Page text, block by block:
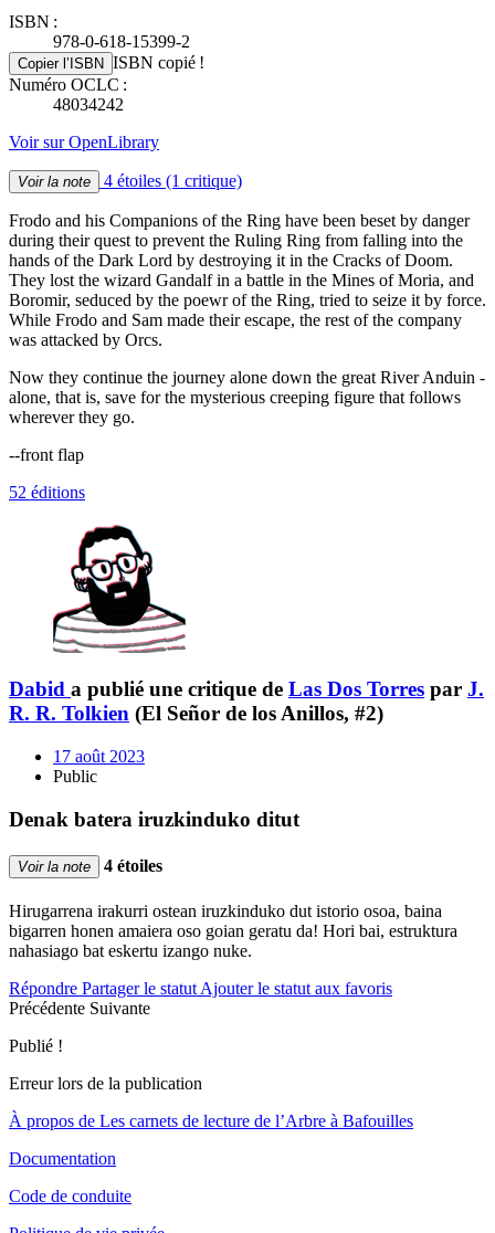
ISBN :
978-0-618-15399-2
Copier l’ISBN ISBN copié !
Numéro OCLC :
48034242
Voir sur OpenLibrary
Voir la note 4 étoiles (1 critique)
Frodo and his Companions of the Ring have been beset by danger
during their quest to prevent the Ruling Ring from falling into the
hands of the Dark Lord by destroying it in the Cracks of Doom.
They lost the wizard Gandalf in a battle in the Mines of Moria, and
Boromir, seduced by the poewr of the Ring, tried to seize it by force.
While Frodo and Sam made their escape, the rest of the company
was attacked by Orcs.
Now they continue the journey alone down the great River Anduin -
alone, that is, save for the mysterious creeping figure that follows
wherever they go.
--front flap
52 éditions
Dabid a publié une critique de Las Dos Torres par J.
R. R. Tolkien (El Señor de los Anillos, #2)
17 août 2023
Public
Denak batera iruzkinduko ditut
Voir la note 4 étoiles
Hirugarrena irakurri ostean iruzkinduko dut istorio osoa, baina
bigarren honen amaiera oso goian geratu da! Hori bai, estruktura
nahasiago bat eskertu izango nuke.
Répondre Partager le statut Ajouter le statut aux favoris
Précédente Suivante
Publié !
Erreur lors de la publication
À propos de Les carnets de lecture de l’Arbre à Bafouilles
Documentation
Code de conduite